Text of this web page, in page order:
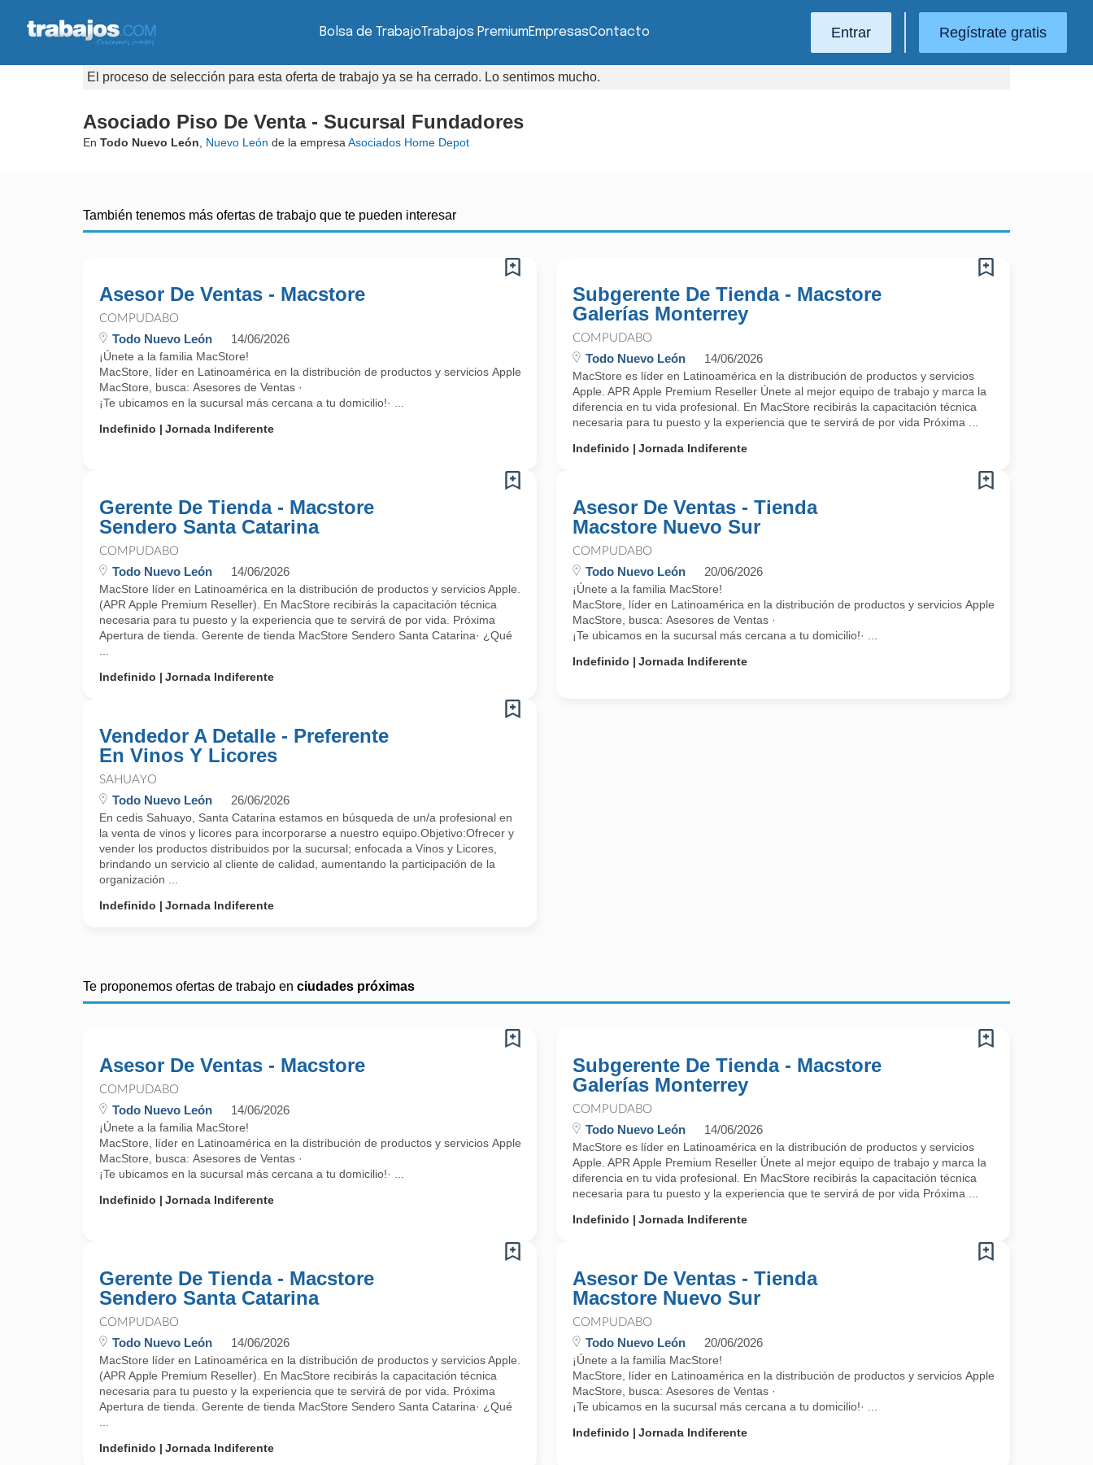
Bolsa de TrabajoTrabajos PremiumEmpresasContacto Entrar Regístrate gratis
El proceso de selección para esta oferta de trabajo ya se ha cerrado. Lo sentimos mucho.
Asociado Piso De Venta - Sucursal Fundadores
En Todo Nuevo León Nuevo León de la empresa Asociados Home Depot
También tenemos más ofertas de trabajo que te pueden interesar
Asesor De Ventas - Macstore
COMPUDABO
Todo Nuevo León 14/06/2026
¡Únete a la familia MacStore!
MacStore, líder en Latinoamérica en la distribución de productos y servicios Apple (Apple Premium Reseller APR), te invita a formar parte del mejor equipo de trabajo.
MacStore, busca: Asesores de Ventas ·
¡Te ubicamos en la sucursal más cercana a tu domicilio!· ...
Indefinido
Jornada Indiferente
Subgerente De Tienda - Macstore
Galerías Monterrey
COMPUDABO
Todo Nuevo León 14/06/2026
MacStore es líder en Latinoamérica en la distribución de productos y servicios
Apple. APR Apple Premium Reseller Únete al mejor equipo de trabajo y marca la
diferencia en tu vida profesional. En MacStore recibirás la capacitación técnica
necesaria para tu puesto y la experiencia que te servirá de por vida Próxima ...
Indefinido
Jornada Indiferente
Gerente De Tienda - Macstore
Sendero Santa Catarina
COMPUDABO
Todo Nuevo León 14/06/2026
MacStore líder en Latinoamérica en la distribución de productos y servicios Apple.
(APR Apple Premium Reseller). En MacStore recibirás la capacitación técnica
necesaria para tu puesto y la experiencia que te servirá de por vida. Próxima
Apertura de tienda. Gerente de tienda MacStore Sendero Santa Catarina· ¿Qué
Indefinido
Jornada Indiferente
Asesor De Ventas - Tienda
Macstore Nuevo Sur
COMPUDABO
Todo Nuevo León 20/06/2026
¡Únete a la familia MacStore!
MacStore, líder en Latinoamérica en la distribución de productos y servicios Apple (Apple
MacStore, busca: Asesores de Ventas ·
¡Te ubicamos en la sucursal más cercana a tu domicilio!· ...
Indefinido
Jornada Indiferente
Vendedor A Detalle - Preferente
En Vinos Y Licores
SAHUAYO
Todo Nuevo León 26/06/2026
En cedis Sahuayo, Santa Catarina estamos en búsqueda de un/a profesional en
la venta de vinos y licores para incorporarse a nuestro equipo.Objetivo:Ofrecer y
vender los productos distribuidos por la sucursal; enfocada a Vinos y Licores,
brindando un servicio al cliente de calidad, aumentando la participación de la
organización ...
Indefinido
Jornada Indiferente
Te proponemos ofertas de trabajo en ciudades próximas
Asesor De Ventas - Macstore
COMPUDABO
Todo Nuevo León 14/06/2026
¡Únete a la familia MacStore!
MacStore, líder en Latinoamérica en la distribución de productos y servicios Apple (Apple Premium Reseller APR), te invita a formar parte del mejor equipo de trabajo.
MacStore, busca: Asesores de Ventas ·
¡Te ubicamos en la sucursal más cercana a tu domicilio!· ...
Indefinido
Jornada Indiferente
Subgerente De Tienda - Macstore
Galerías Monterrey
COMPUDABO
Todo Nuevo León 14/06/2026
MacStore es líder en Latinoamérica en la distribución de productos y servicios
Apple. APR Apple Premium Reseller Únete al mejor equipo de trabajo y marca la
diferencia en tu vida profesional. En MacStore recibirás la capacitación técnica
necesaria para tu puesto y la experiencia que te servirá de por vida Próxima ...
Indefinido
Jornada Indiferente
Gerente De Tienda - Macstore
Sendero Santa Catarina
COMPUDABO
Todo Nuevo León 14/06/2026
MacStore líder en Latinoamérica en la distribución de productos y servicios Apple.
(APR Apple Premium Reseller). En MacStore recibirás la capacitación técnica
necesaria para tu puesto y la experiencia que te servirá de por vida. Próxima
Apertura de tienda. Gerente de tienda MacStore Sendero Santa Catarina· ¿Qué
Indefinido
Jornada Indiferente
Asesor De Ventas - Tienda
Macstore Nuevo Sur
COMPUDABO
Todo Nuevo León 20/06/2026
¡Únete a la familia MacStore!
MacStore, líder en Latinoamérica en la distribución de productos y servicios Apple (Apple
MacStore, busca: Asesores de Ventas ·
¡Te ubicamos en la sucursal más cercana a tu domicilio!· ...
Indefinido
Jornada Indiferente